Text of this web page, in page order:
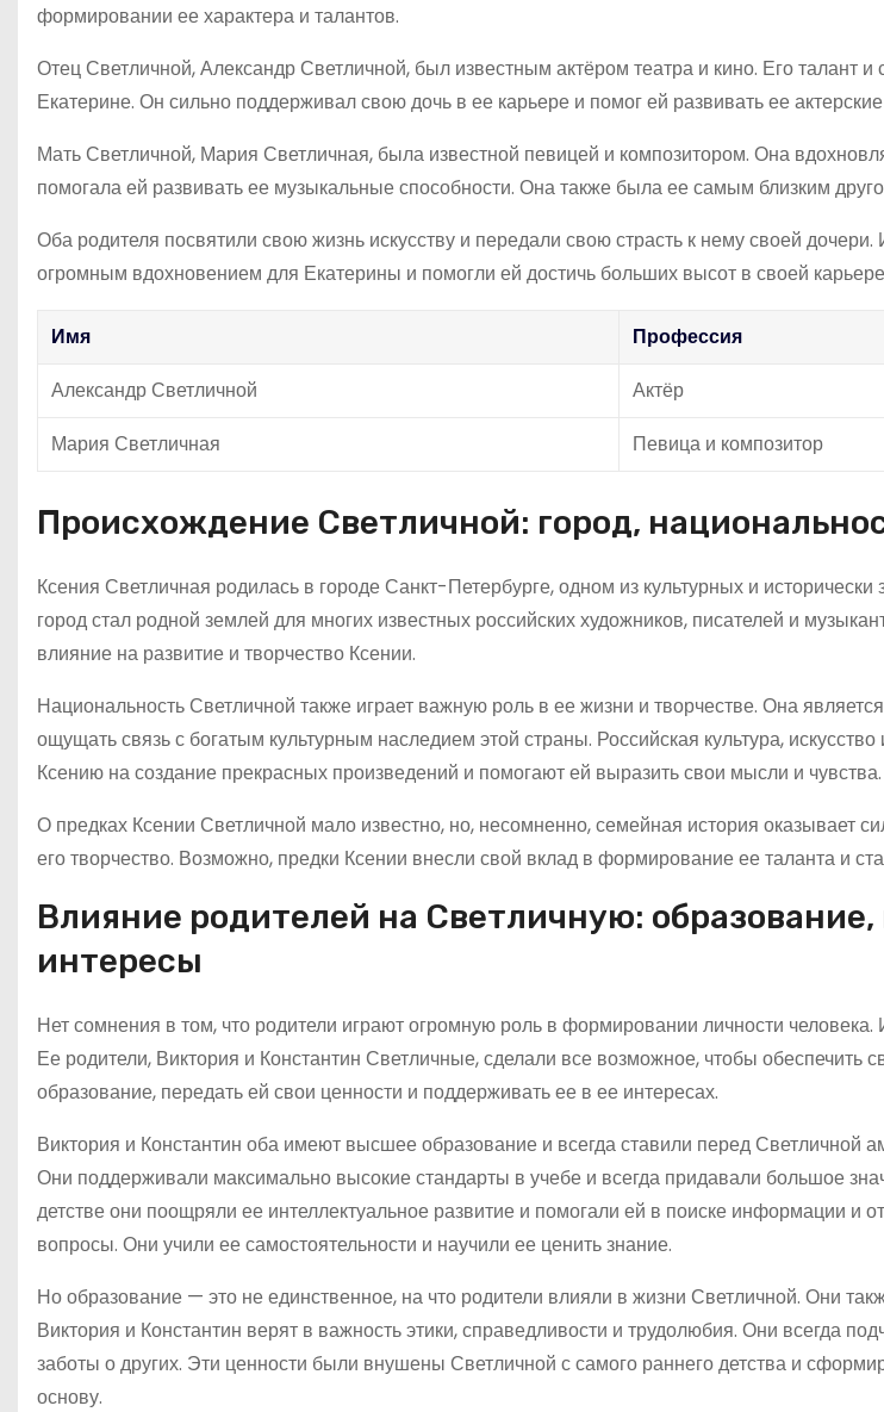
формировании ее характера и талантов.
Отец Светличной, Александр Светличной, был известным актёром театра и кино. Его талант и
Екатерине. Он сильно поддерживал свою дочь в ее карьере и помог ей развивать ее
Мать Светличной, Мария Светличная, была известной певицей и композитором. Она
помогала ей развивать ее музыкальные способности. Она также была ее самым близким
Оба родителя посвятили свою жизнь искусству и передали свою страсть к нему своей
огромным вдохновением для Екатерины и помогли ей достичь больших высот в своей
Имя
Профессия
Александр Светличной
Актёр
Мария Светличная
Певица и композитор
Происхождение Светличной: город,
Ксения Светличная родилась в городе Санкт-Петербурге, одном из культурных и
город стал родной землей для многих известных российских художников, писателей и
влияние на развитие и творчество Ксении.
Национальность Светличной также играет важную роль в ее жизни и творчестве. Она
ощущать связь с богатым культурным наследием этой страны. Российская культура,
Ксению на создание прекрасных произведений и помогают ей выразить свои мысли и чувства.
О предках Ксении Светличной мало известно, но, несомненно, семейная история оказывает
его творчество. Возможно, предки Ксении внесли свой вклад в формирование ее таланта и
Влияние родителей на Светличную: образование,
интересы
Нет сомнения в том, что родители играют огромную роль в формировании личности
Ее родители, Виктория и Константин Светличные, сделали все возможное, чтобы обеспечить
образование, передать ей свои ценности и поддерживать ее в ее интересах.
Виктория и Константин оба имеют высшее образование и всегда ставили перед Светличной
Они поддерживали максимально высокие стандарты в учебе и всегда придавали большое
детстве они поощряли ее интеллектуальное развитие и помогали ей в поиске информации и
вопросы. Они учили ее самостоятельности и научили ее ценить знание.
Но образование — это не единственное, на что родители влияли в жизни Светличной. Они
Виктория и Константин верят в важность этики, справедливости и трудолюбия. Они всегда
заботы о других. Эти ценности были внушены Светличной с самого раннего детства и
основу.